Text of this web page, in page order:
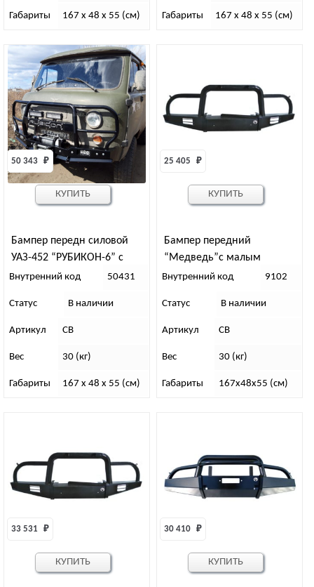
Габариты 167 x 48 x 55 (см) Габариты 167 x 48 x 55 (см)
Бампер передн силовой
УАЗ-452 “РУБИКОН-6” с
увеличенным кенгурином и
50 343 ₽
Внутренний код 50431
Статус В наличии
Артикул СВ
Вес 30 (кг)
Габариты 167 x 48 x 55 (см)
КУПИТЬ
Бампер передний
“Медведь”с малым
кенгурином, с площадкой
25 405 ₽
Внутренний код 9102
Статус В наличии
Артикул СВ
Вес 30 (кг)
Габариты 167х48х55 (см)
КУПИТЬ
33 531 ₽
КУПИТЬ
30 410 ₽
КУПИТЬ